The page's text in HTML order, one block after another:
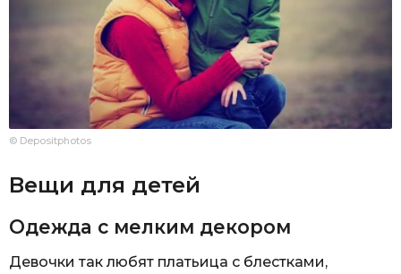
© Depositphotos
Вещи для детей
Одежда с мелким декором
Девочки так любят платьица с блестками,